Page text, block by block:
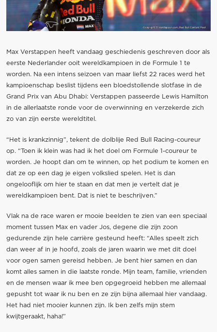
Max Verstappen heeft vandaag geschiedenis geschreven door als
eerste Nederlander ooit wereldkampioen in de Formule 1 te
worden. Na een intens seizoen van maar liefst 22 races werd het
kampioenschap beslist tijdens een bloedstollende slotfase in de
Grand Prix van Abu Dhabi: Verstappen passeerde Lewis Hamilton
in de allerlaatste ronde voor de overwinning en verzekerde zich
zo van zijn eerste wereldtitel.
“Het is krankzinnig”, tekent de dolblije Red Bull Racing-coureur
op. “Toen ik klein was had ik het doel om Formule 1-coureur te
worden. Je hoopt dan om te winnen, op het podium te komen en
dat ze op een dag je eigen volkslied spelen. Het is dan
ongelooflijk om hier te staan en dat men je vertelt dat je
wereldkampioen bent. Dat is niet te beschrijven.”
Vlak na de race waren er mooie beelden te zien van een speciaal
moment tussen Max en vader Jos, degene die zijn zoon
gedurende zijn hele carrière gesteund heeft: “Alles speelt zich
dan weer af in je hoofd, zoals de jaren waarin we met dit doel
voor ogen samen gereisd hebben. Je bent hier samen en dan
komt alles samen in die laatste ronde. Mijn team, familie, vrienden
en de mensen waar ik mee ben opgegroeid hebben me allemaal
gepusht tot waar ik nu ben en ze zijn bijna allemaal hier vandaag.
Het had niet mooier kunnen zijn. Ik ben zelfs mijn stem
kwijtgeraakt, haha!”